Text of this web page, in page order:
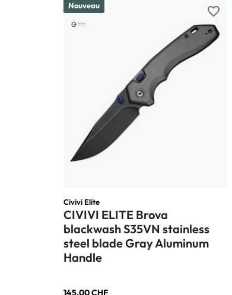
favorite_border
Nouveau
Civivi Elite
CIVIVI ELITE Brova
blackwash S35VN stainless
steel blade Gray Aluminum
Handle
145,00 CHF